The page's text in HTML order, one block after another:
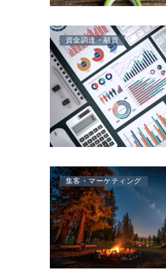
資金調達・融資
集客・マーケティング